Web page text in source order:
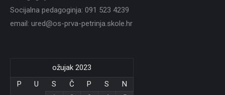
Socijalna pedagoginja: 091 523 4239
email: ured@os-prva-petrinja.skole.hr
ožujak 2023
P
U S Č P S
N